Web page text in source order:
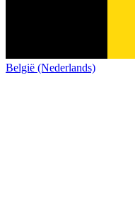
België (Nederlands)